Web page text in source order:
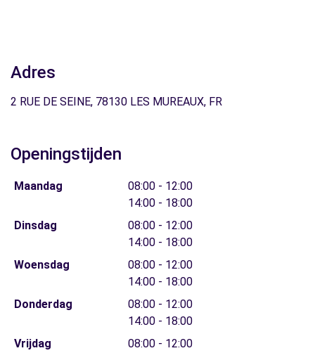
Adres
2 RUE DE SEINE, 78130 LES MUREAUX, FR
Openingstijden
Maandag
08:00 - 12:00
14:00 - 18:00
Dinsdag
08:00 - 12:00
14:00 - 18:00
Woensdag
08:00 - 12:00
14:00 - 18:00
Donderdag
08:00 - 12:00
14:00 - 18:00
Vrijdag
08:00 - 12:00